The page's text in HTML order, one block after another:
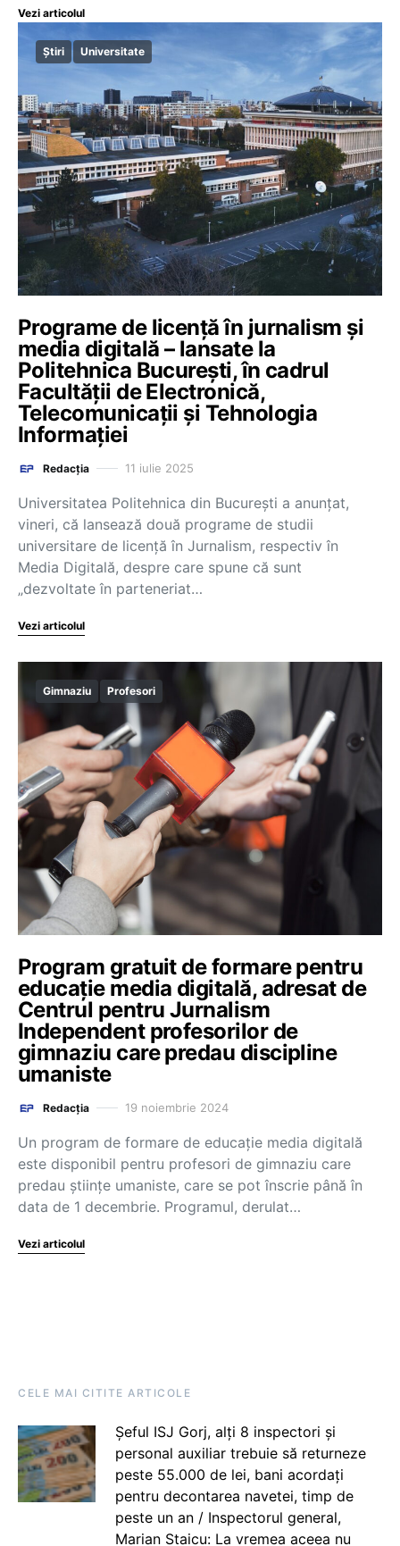
Vezi articolul
Știri Universitate
Programe de licență în jurnalism și
media digitală – lansate la
Politehnica București, în cadrul
Facultății de Electronică,
Telecomunicații și Tehnologia
Informației
Redacția 11 iulie 2025
Universitatea Politehnica din București a anunțat,
vineri, că lansează două programe de studii
universitare de licență în Jurnalism, respectiv în
Media Digitală, despre care spune că sunt
„dezvoltate în parteneriat…
Vezi articolul
Gimnaziu Profesori
Program gratuit de formare pentru
educație media digitală, adresat de
Centrul pentru Jurnalism
Independent profesorilor de
gimnaziu care predau discipline
umaniste
Redacția 19 noiembrie 2024
Un program de formare de educație media digitală
este disponibil pentru profesori de gimnaziu care
predau științe umaniste, care se pot înscrie până în
data de 1 decembrie. Programul, derulat…
Vezi articolul
CELE MAI CITITE ARTICOLE
Șeful ISJ Gorj, alți 8 inspectori și
personal auxiliar trebuie să returneze
peste 55.000 de lei, bani acordați
pentru decontarea navetei, timp de
peste un an / Inspectorul general,
Marian Staicu: La vremea aceea nu